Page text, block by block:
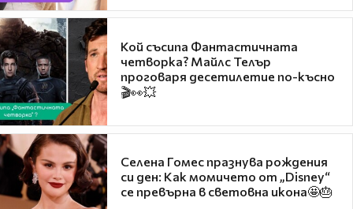
Кой съсипа Фантастичната
четворка? Майлс Телър
проговаря десетилетие по-късно
🎬👀💥
Селена Гомес празнува рождения
си ден: Как момичето от „Disney“
се превърна в световна икона🤩🎂